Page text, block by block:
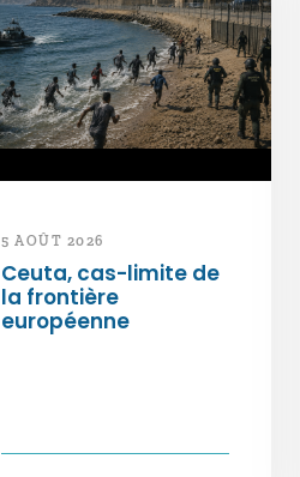
5 AOÛT 2026
Ceuta, cas-limite de
la frontière
européenne